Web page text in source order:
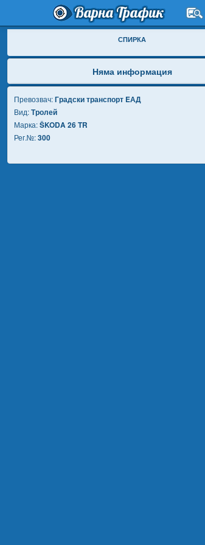
Варна Трафик
СПИРКА
Няма информация
Превозвач:Градски транспорт EАД
Вид:Тролей
Марка:ŠKODA 26 TR
Рег.№:300